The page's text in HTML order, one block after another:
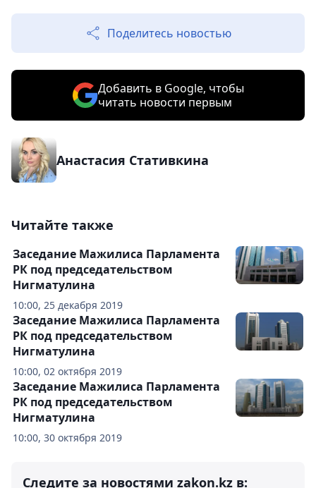
Поделитесь новостью
Добавить в Google, чтобы
читать новости первым
Анастасия Стативкина
Читайте также
10:00, 25 декабря 2019
Заседание Мажилиса Парламента
РК под председательством
Нигматулина
10:00, 02 октября 2019
Заседание Мажилиса Парламента
РК под председательством
Нигматулина
10:00, 30 октября 2019
Заседание Мажилиса Парламента
РК под председательством
Нигматулина
Следите за новостями zakon.kz в: